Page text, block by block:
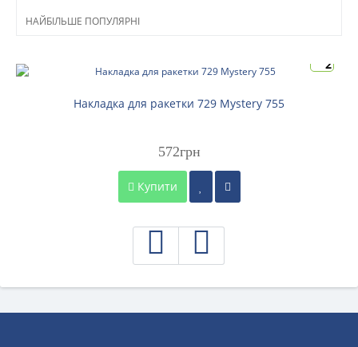
НАЙБІЛЬШЕ ПОПУЛЯРНІ
2
Накладка для ракетки 729 Mystery 755
572грн
Купити